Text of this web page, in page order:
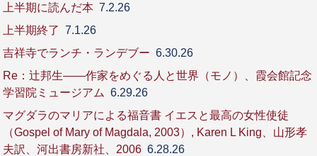
上半期に読んだ本 7.2.26
上半期終了 7.1.26
吉祥寺でランチ・ランデブー 6.30.26
Re：辻邦生――作家をめぐる人と世界（モノ）、霞会館記念
学習院ミュージアム 6.29.26
マグダラのマリアによる福音書 イエスと最高の女性使徒
（Gospel of Mary of Magdala, 2003）, Karen L King、山形孝
夫訳、河出書房新社、2006 6.28.26